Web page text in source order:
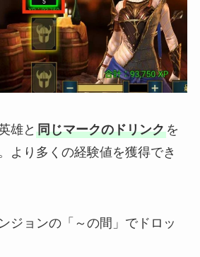
雄と 同じマークのドリンクを
より多くの経験値を獲得でき
ジョンの「～の間」でドロッ